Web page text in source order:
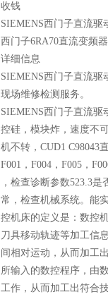
收钱
SIEMENS西门子直流驱
西门子6RA70直流变频
详细信息
SIEMENS西门子直流
现场维修检测服务。
SIEMENS西门子直流
控硅，模块炸，速度不
机不转，CUD1 C98043
F001，F004，F005，
，检查诊断参数523.3
常，检查机械系统。能
控机床的定义是：数控
刀具移动轨迹等加工信
间相对运动，从而加工
所输入的数控程序，由
工作，从而加工出符合